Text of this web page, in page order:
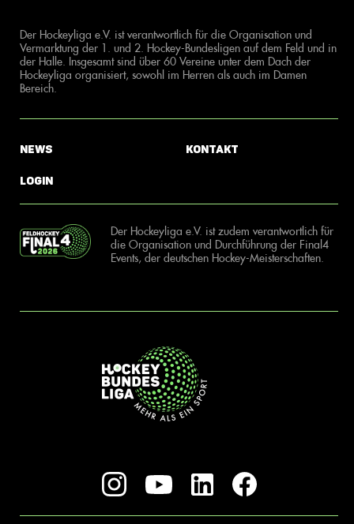
Der Hockeyliga e.V. ist verantwortlich für die Organisation und
Vermarktung der 1. und 2. Hockey-Bundesligen auf dem Feld und in
der Halle. Insgesamt sind über 60 Vereine unter dem Dach der
Hockeyliga organisiert, sowohl im Herren als auch im Damen
Bereich.
News
Login
Kontakt
Der Hockeyliga e.V. ist zudem verantwortlich für
die Organisation und Durchführung der Final4
Events, der deutschen Hockey-Meisterschaften.